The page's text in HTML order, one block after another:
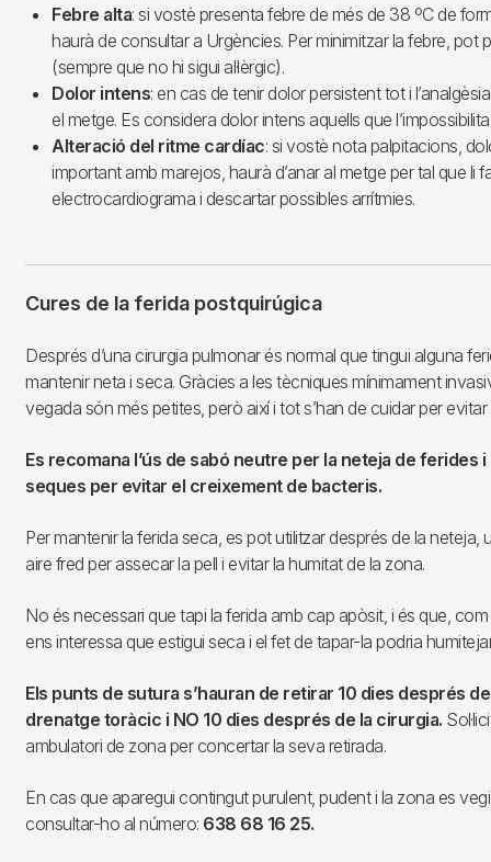
Febre alta: si vostè presenta febre de més de 38 ºC de
haurà de consultar a Urgències. Per minimitzar la febre, pot
(sempre que no hi sigui al·lèrgic).
Dolor intens: en cas de tenir dolor persistent tot i
el metge. Es considera dolor intens aquells que
Alteració del ritme cardíac: si vostè nota palpitacions,
important amb marejos, haurà d’anar al metge per tal que li
electrocardiograma i descartar possibles arrítmies.
Cures de la ferida postquirúgica
Després d’una cirurgia pulmonar és normal que tingui alguna
mantenir neta i seca. Gràcies a les tècniques mínimament
vegada són més petites, però així i tot s’han de cuidar per
Es recomana l’ús de sabó neutre per la neteja de ferides
seques per evitar el creixement de bacteris.
Per mantenir la ferida seca, es pot utilitzar després de la neteja,
aire fred per assecar la pell i evitar la humitat de la zona.
No és necessari que tapi la ferida amb cap apòsit, i és que,
ens interessa que estigui seca i el fet de tapar-la podria
Els punts de sutura s’hauran de retirar 10 dies després
drenatge toràcic i NO 10 dies després de la cirurgia.
ambulatori de zona per concertar la seva retirada.
En cas que aparegui contingut purulent, pudent i la zona es
consultar-ho al número: 638 68 16 25.